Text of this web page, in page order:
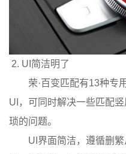
2. UI简洁明了
荣·百变匹配有13种专
UI，可同时解决一些匹配
琐的问题。
UI界面简洁，遵循删